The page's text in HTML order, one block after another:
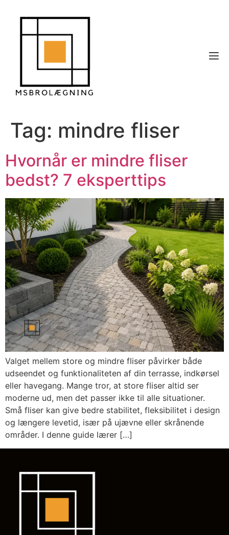
Tag: mindre fliser
Hvornår er mindre fliser
bedst? 7 eksperttips
Valget mellem store og mindre fliser påvirker både
udseendet og funktionaliteten af din terrasse, indkørsel
eller havegang. Mange tror, at store fliser altid ser
moderne ud, men det passer ikke til alle situationer.
Små fliser kan give bedre stabilitet, fleksibilitet i design
og længere levetid, især på ujævne eller skrånende
områder. I denne guide lærer […]